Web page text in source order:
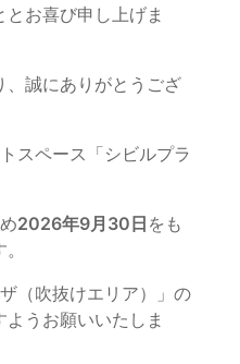
お喜び申し上げま
誠にありがとうござ
スペース「シビルプラ
2026年9月30日 をも
（吹抜けエリア）」の
うお願いいたしま